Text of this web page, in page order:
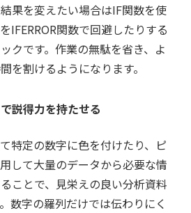
果を変えたい場合はIF関数を使
IFERROR関数で回避したりする
クです。作業の無駄を省き、よ
を割けるようになります。
説得力を持たせる
特定の数字に色を付けたり、ピ
して大量のデータから必要な情
ことで、見栄えの良い分析資料
数字の羅列だけでは伝わりにく